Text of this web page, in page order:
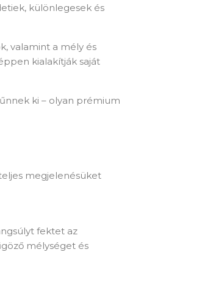
különlegesek és
valamint a mély és
kialakítják saját
ki – olyan prémium
megjelenésüket
fektet az
mélységet és